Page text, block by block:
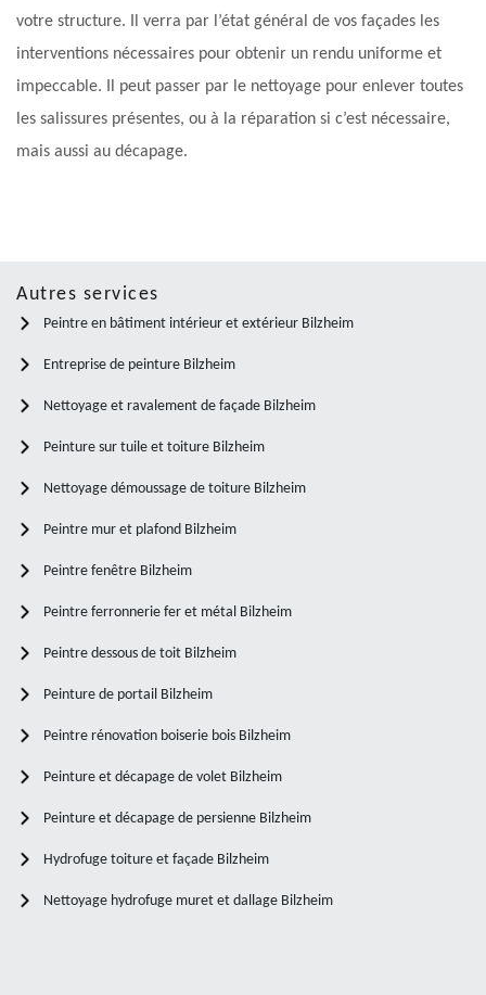
votre structure. Il verra par l’état général de vos façades les
interventions nécessaires pour obtenir un rendu uniforme et
impeccable. Il peut passer par le nettoyage pour enlever toutes
les salissures présentes, ou à la réparation si c’est nécessaire,
mais aussi au décapage.
Autres services
Peintre en bâtiment intérieur et extérieur Bilzheim
Entreprise de peinture Bilzheim
Nettoyage et ravalement de façade Bilzheim
Peinture sur tuile et toiture Bilzheim
Nettoyage démoussage de toiture Bilzheim
Peintre mur et plafond Bilzheim
Peintre fenêtre Bilzheim
Peintre ferronnerie fer et métal Bilzheim
Peintre dessous de toit Bilzheim
Peinture de portail Bilzheim
Peintre rénovation boiserie bois Bilzheim
Peinture et décapage de volet Bilzheim
Peinture et décapage de persienne Bilzheim
Hydrofuge toiture et façade Bilzheim
Nettoyage hydrofuge muret et dallage Bilzheim